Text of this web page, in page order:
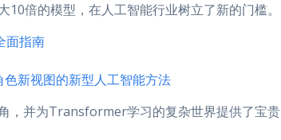
倍的模型，在人工智能行业树立了新的门槛。
面指南
新视图的新型人工智能方法
，并为Transformer学习的复杂世界提供了宝贵